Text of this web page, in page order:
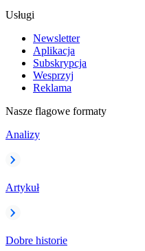
Usługi
Newsletter
Aplikacja
Subskrypcja
Wesprzyj
Reklama
Nasze flagowe formaty
Analizy
Artykuł
Dobre historie